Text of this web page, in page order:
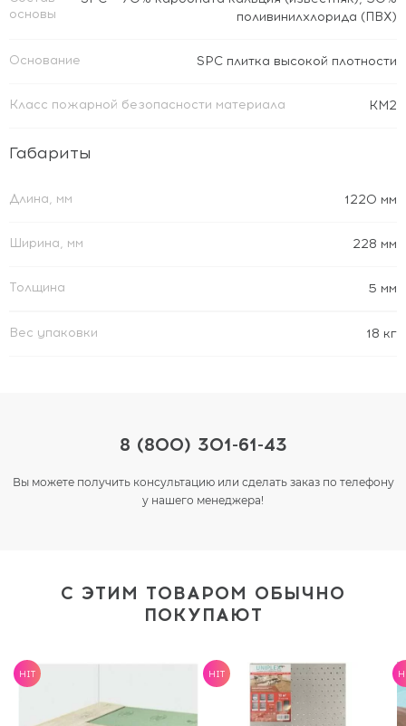
основы
поливинилхлорида (ПВХ)
Основание SPC плитка высокой плотности
Класс пожарной безопасности материала КМ2
Габариты
Длина, мм 1220 мм
Ширина, мм 228 мм
Толщина 5 мм
Вес упаковки 18 кг
8 (800) 301-61-43
Вы можете получить консультацию или сделать заказ по телефону
у нашего менеджера!
С ЭТИМ ТОВАРОМ ОБЫЧНО
ПОКУПАЮТ
HIT HIT